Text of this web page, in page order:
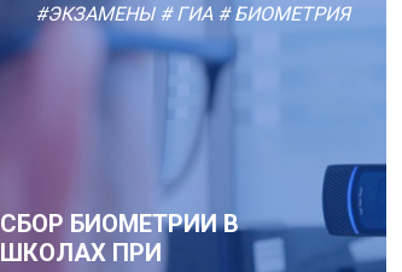
#ЭКЗАМЕНЫ # ГИА # БИОМЕТРИЯ
СБОР БИОМЕТРИИ В
ШКОЛАХ ПРИ